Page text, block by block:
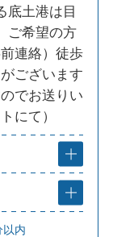
底土港は目
ご希望の方
連絡）徒歩
ございます
でお送りい
にて）
以内